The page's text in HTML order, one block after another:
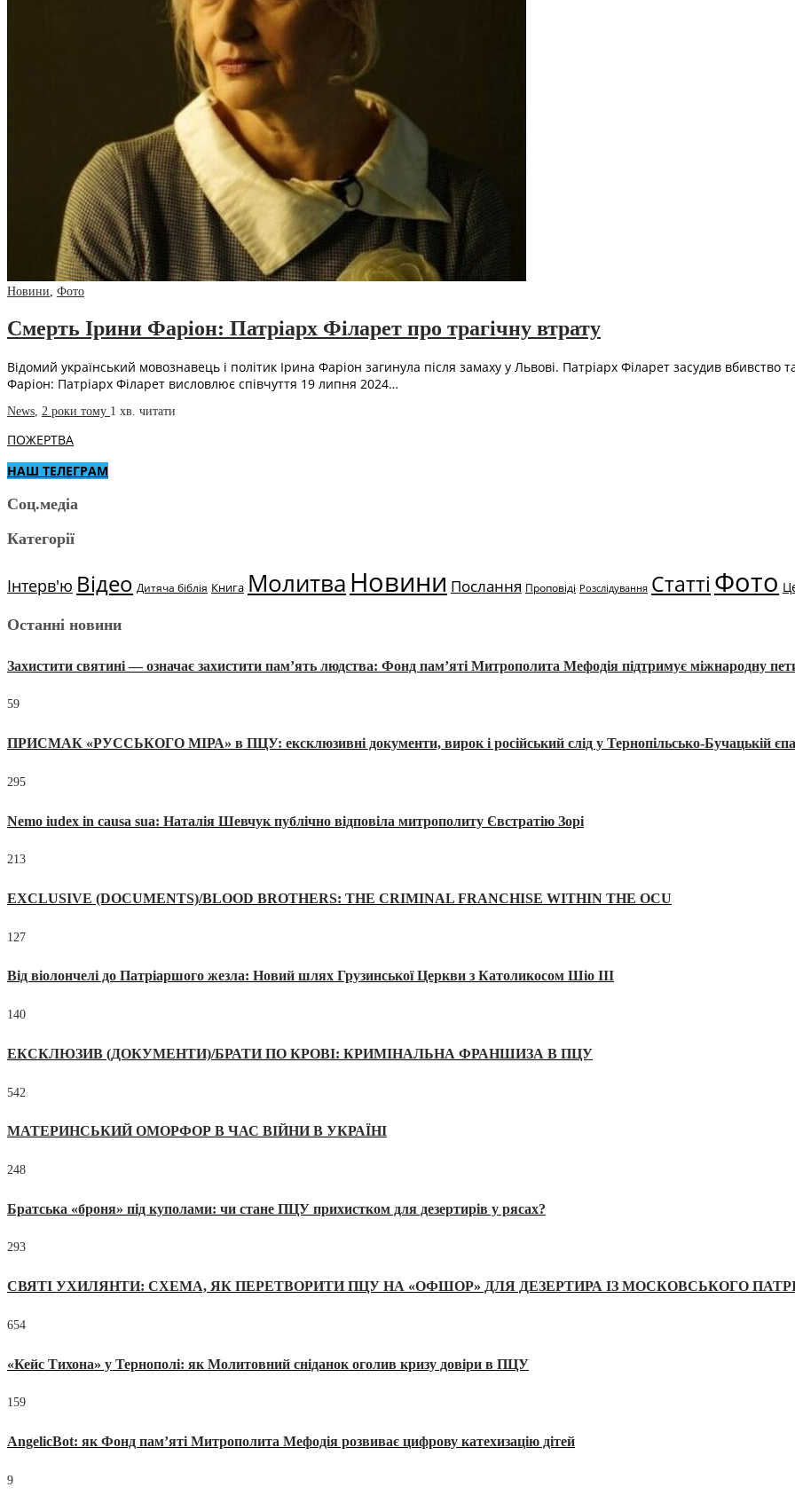
Новини, Фото
Смерть Ірини Фаріон: Патріарх Філарет про трагічну втрату
Відомий український мовознавець і політик Ірина Фаріон загинула після замаху у Львові. Патріарх Філарет засудив вбивство
Фаріон: Патріарх Філарет висловлює співчуття 19 липня 2024…
News 2 роки тому 1 хв. читати
ПОЖЕРТВА
НАШ ТЕЛЕГРАМ
Соц.медіа
Категорії
Інтерв'ю Відео Дитяча біблія Книга МолитваНовини Послання Проповіді Розслідування Статті Фото
Останні новини
Захистити святині — означає захистити пам’ять людства: Фонд пам’яті Митрополита Мефодія підтримує міжнародну
59
ПРИСМАК «РУССЬКОГО МІРА» в ПЦУ: ексклюзивні документи, вирок і російський слід у Тернопільсько-Бучацькій
295
Nemo iudex in causa sua: Наталія Шевчук публічно відповіла митрополиту Євстратію Зорі
213
EXCLUSIVE (DOCUMENTS)/BLOOD BROTHERS: THE CRIMINAL FRANCHISE WITHIN THE OCU
127
Від віолончелі до Патріаршого жезла: Новий шлях Грузинської Церкви з Католикосом Шіо III
140
ЕКСКЛЮЗИВ (ДОКУМЕНТИ)/БРАТИ ПО КРОВІ: КРИМІНАЛЬНА ФРАНШИЗА В ПЦУ
542
МАТЕРИНСЬКИЙ ОМОРФОР В ЧАС ВІЙНИ В УКРАЇНІ
248
Братська «броня» під куполами: чи стане ПЦУ прихистком для дезертирів у рясах?
293
СВЯТІ УХИЛЯНТИ: СХЕМА, ЯК ПЕРЕТВОРИТИ ПЦУ НА «ОФШОР» ДЛЯ ДЕЗЕРТИРА ІЗ МОСКОВСЬКОГО
654
«Кейс Тихона» у Тернополі: як Молитовний сніданок оголив кризу довіри в ПЦУ
159
AngelicBot: як Фонд пам’яті Митрополита Мефодія розвиває цифрову катехизацію дітей
9